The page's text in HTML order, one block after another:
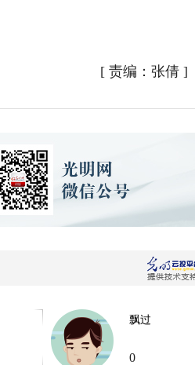
[ 责编：张倩 ]
飘过
0